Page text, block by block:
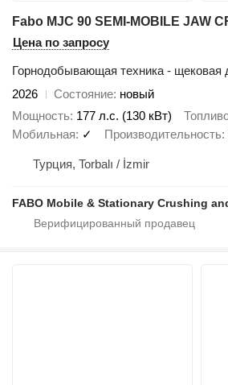
Цена по запросу
Горнодобывающая техника - щековая
2026
Состояние новый
Мощность 177 л.с. (130 кВт)
Мобильная
✓ Производительность
Турция, Torbalı / İzmir